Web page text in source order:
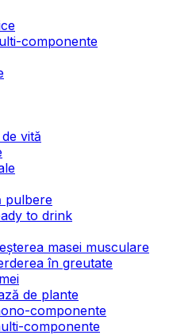
componente
vită
pulbere
to drink
masei musculare
în greutate
de plante
componente
componente